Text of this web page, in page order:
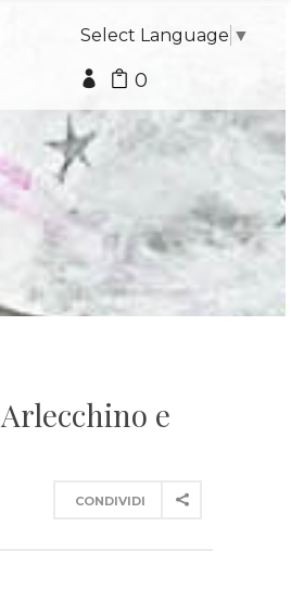
Select Language ▼
0
e
CONDIVIDI